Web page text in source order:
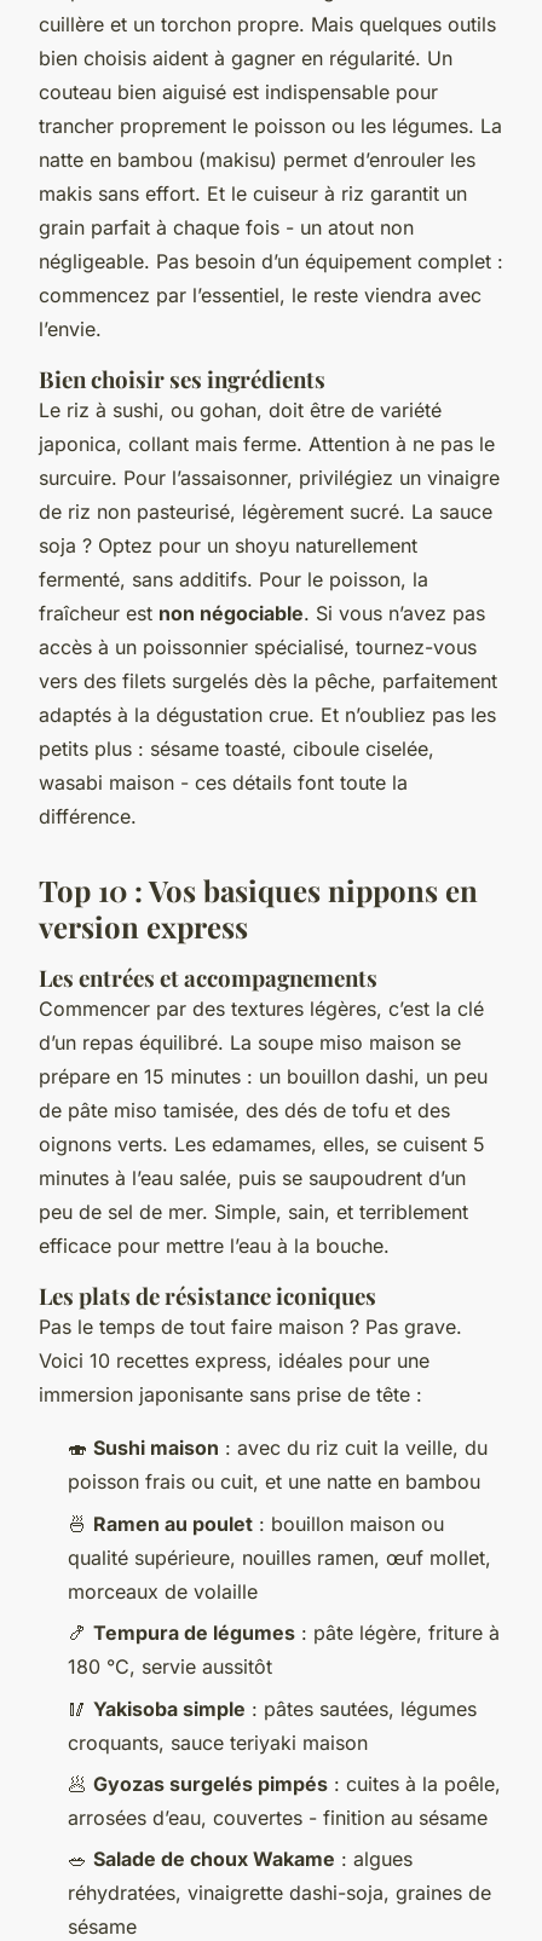
cuillère et un torchon propre. Mais quelques outils
bien choisis aident à gagner en régularité. Un
couteau bien aiguisé est indispensable pour
trancher proprement le poisson ou les légumes. La
natte en bambou (makisu) permet d’enrouler les
makis sans effort. Et le cuiseur à riz garantit un
grain parfait à chaque fois - un atout non
négligeable. Pas besoin d’un équipement complet :
commencez par l’essentiel, le reste viendra avec
l’envie.
Bien choisir ses ingrédients
Le riz à sushi, ou gohan, doit être de variété
japonica, collant mais ferme. Attention à ne pas le
surcuire. Pour l’assaisonner, privilégiez un vinaigre
de riz non pasteurisé, légèrement sucré. La sauce
soja ? Optez pour un shoyu naturellement
fermenté, sans additifs. Pour le poisson, la
fraîcheur est non négociable. Si vous n’avez pas
accès à un poissonnier spécialisé, tournez-vous
vers des filets surgelés dès la pêche, parfaitement
adaptés à la dégustation crue. Et n’oubliez pas les
petits plus : sésame toasté, ciboule ciselée,
wasabi maison - ces détails font toute la
différence.
Top 10 : Vos basiques nippons en
version express
Les entrées et accompagnements
Commencer par des textures légères, c’est la clé
d’un repas équilibré. La soupe miso maison se
prépare en 15 minutes : un bouillon dashi, un peu
de pâte miso tamisée, des dés de tofu et des
oignons verts. Les edamames, elles, se cuisent 5
minutes à l’eau salée, puis se saupoudrent d’un
peu de sel de mer. Simple, sain, et terriblement
efficace pour mettre l’eau à la bouche.
Les plats de résistance iconiques
Pas le temps de tout faire maison ? Pas grave.
Voici 10 recettes express, idéales pour une
immersion japonisante sans prise de tête :
🍣 Sushi maison : avec du riz cuit la veille, du
poisson frais ou cuit, et une natte en bambou
🍜 Ramen au poulet : bouillon maison ou
qualité supérieure, nouilles ramen, œuf mollet,
morceaux de volaille
🍤 Tempura de légumes : pâte légère, friture à
180 °C, servie aussitôt
🥢 Yakisoba simple : pâtes sautées, légumes
croquants, sauce teriyaki maison
🥟 Gyozas surgelés pimpés : cuites à la poêle,
arrosées d’eau, couvertes - finition au sésame
🥗 Salade de choux Wakame : algues
réhydratées, vinaigrette dashi-soja, graines de
sésame